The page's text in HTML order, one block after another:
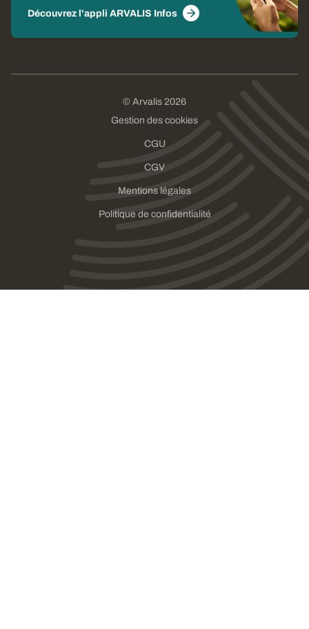
Découvrez l'appli ARVALIS Infos
© Arvalis 2026
Gestion des cookies
CGU
CGV
Mentions légales
Politique de confidentialité